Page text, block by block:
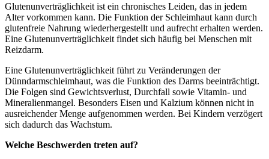
Glutenunverträglichkeit ist ein chronisches Leiden, das in jedem
Alter vorkommen kann. Die Funktion der Schleimhaut kann durch
glutenfreie Nahrung wiederhergestellt und aufrecht erhalten werden.
Eine Glutenunverträglichkeit findet sich häufig bei Menschen mit
Reizdarm.
Eine Glutenunverträglichkeit führt zu Veränderungen der
Dünndarmschleimhaut, was die Funktion des Darms beeinträchtigt.
Die Folgen sind Gewichtsverlust, Durchfall sowie Vitamin- und
Mineralienmangel. Besonders Eisen und Kalzium können nicht in
ausreichender Menge aufgenommen werden. Bei Kindern verzögert
sich dadurch das Wachstum.
Welche Beschwerden treten auf?